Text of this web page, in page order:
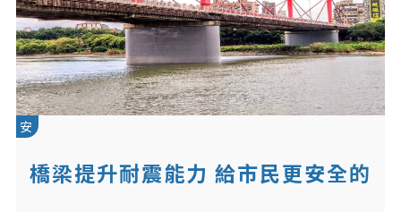
安
橋梁提升耐震能力 給市民更安全的